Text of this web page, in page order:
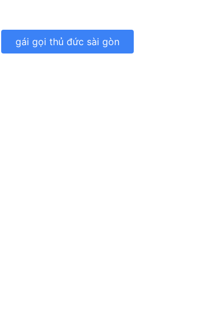
gái gọi thủ đức sài gòn